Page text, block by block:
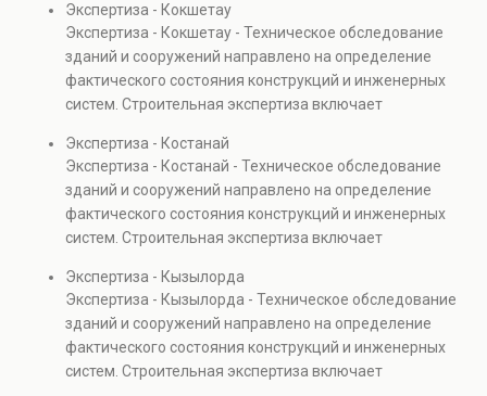
элементов и оценку эксплуатационной безопасности.
Услуга востребована при покупке недвижимости,
капитальном ремонте и реконструкции объектов, а
также при судебных разбирательствах и технических
проверках.
Экспертиза - Кокшетау
Экспертиза - Кокшетау - Техническое обследование
зданий и сооружений направлено на определение
фактического состояния конструкций и инженерных
систем. Строительная экспертиза включает
элементов и оценку эксплуатационной безопасности.
Услуга востребована при покупке недвижимости,
капитальном ремонте и реконструкции объектов, а
также при судебных разбирательствах и технических
проверках.
Экспертиза - Костанай
Экспертиза - Костанай - Техническое обследование
зданий и сооружений направлено на определение
фактического состояния конструкций и инженерных
систем. Строительная экспертиза включает
элементов и оценку эксплуатационной безопасности.
Услуга востребована при покупке недвижимости,
капитальном ремонте и реконструкции объектов, а
также при судебных разбирательствах и технических
проверках.
Экспертиза - Кызылорда
Экспертиза - Кызылорда - Техническое обследование
зданий и сооружений направлено на определение
фактического состояния конструкций и инженерных
систем. Строительная экспертиза включает